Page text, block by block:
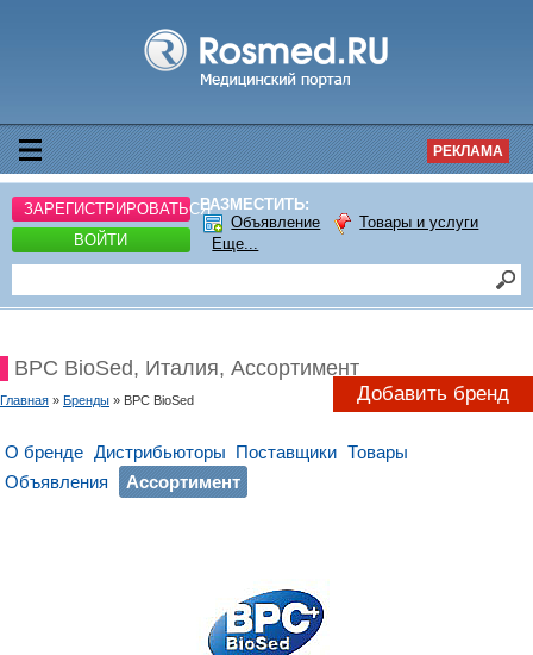
РЕКЛАМА
ЗАРЕГИСТРИРОВАТЬСЯ
ВОЙТИ
РАЗМЕСТИТЬ:
Объявление
Товары и услуги
Еще...
BPC BioSed, Италия, Ассортимент
Главная » Бренды » BPC BioSed Добавить бренд
О бренде Дистрибьюторы Поставщики Товары
Объявления
Ассортимент